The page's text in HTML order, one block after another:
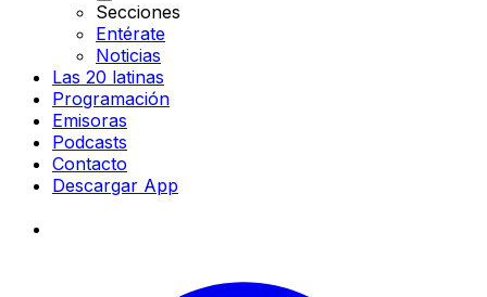
Secciones
Entérate
Noticias
Las 20 latinas
Programación
Emisoras
Podcasts
Contacto
Descargar App